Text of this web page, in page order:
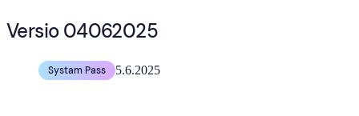
Versio 04062025
Systam Pass 5.6.2025